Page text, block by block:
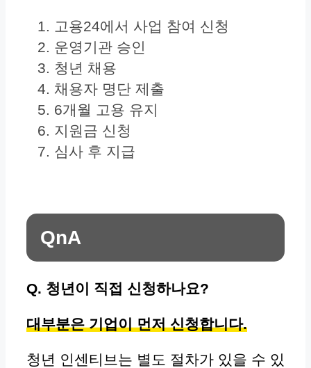
고용24에서 사업 참여 신청
운영기관 승인
청년 채용
채용자 명단 제출
6개월 고용 유지
지원금 신청
심사 후 지급
QnA
Q. 청년이 직접 신청하나요?
대부분은 기업이 먼저 신청합니다.
청년 인센티브는 별도 절차가 있을 수 있